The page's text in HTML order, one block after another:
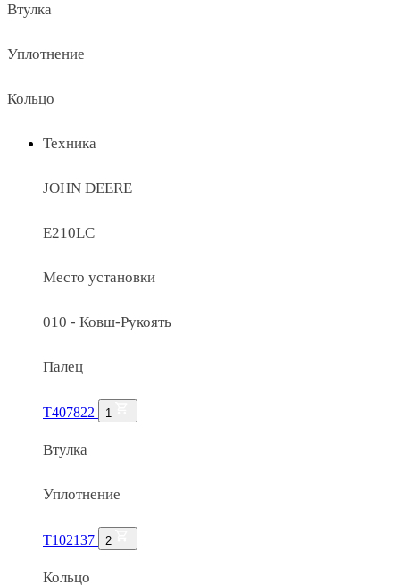
Втулка
Уплотнение
Кольцо
Техника
JOHN DEERE
E210LC
Место установки
010 - Ковш-Рукоять
Палец
T407822 1
Втулка
Уплотнение
T102137 2
Кольцо